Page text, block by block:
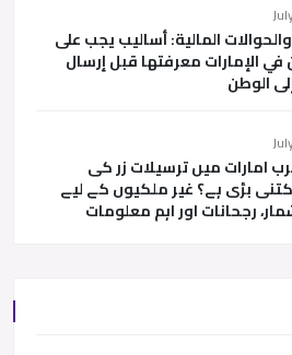
والحوالات المالية: أساليب يجب على
في الإمارات معرفتها قبل إرسال
الوطن
امارات میں ترسیلات زر کی
بڑی ہے؟ غیر ملکیوں کے لیے
رجحانات اور اہم معلومات